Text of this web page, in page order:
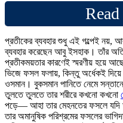
প্রতীকের ব্যবহার শুধু এই গল্পেই নয়,
ব্যবহার করেছেন আবু ইসহাক। তাঁর অতি
প্রতীকময়তার কারণেই স্মরণীয় হয়ে
ভিজে ফসল ফলায়, কিন্তু অর্ধেকই
ওসমান। বুকসমান পানিতে নেমে
তুলতে তুলতে তার শরীরে কখনো কখনো
পড়ে— আহা তার মেহনতের ফসলে যদি
তার অমানুষিক পরিশ্রমের ফসলের